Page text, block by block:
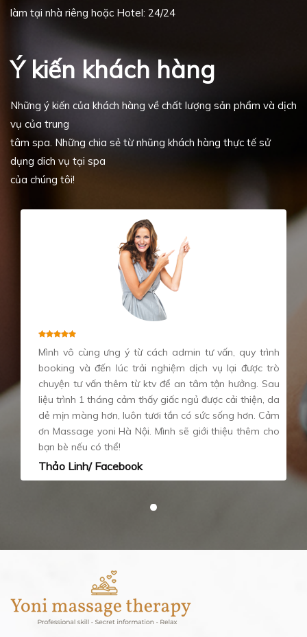
làm tại nhà riêng hoặc Hotel: 24/24
Ý kiến khách hàng
Những ý kiến của khách hàng về chất lượng sản phẩm và dịch
vụ của trung
tâm spa. Những chia sẻ từ nhũng khách hàng thực tế sử
dụng dich vụ tại spa
của chúng tôi!
Mình vô cùng ưng ý từ cách admin tư vấn, quy trình
booking và đến lúc trải nghiệm dịch vụ lại được trò
chuyện tư vấn thêm từ ktv để an tâm tận hưởng. Sau
liệu trình 1 tháng cảm thấy giấc ngủ được cải thiện, da
dẻ mịn màng hơn, luôn tươi tắn có sức sống hơn. Cảm
ơn Massage yoni Hà Nội. Mình sẽ giới thiệu thêm cho
bạn bè nếu có thể!
Thảo Linh/ Facebook